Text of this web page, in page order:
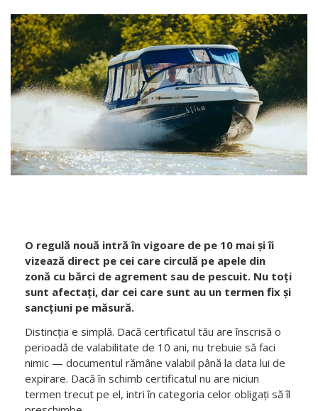
vizează direct pe cei care circulă pe apele din
zonă cu bărci de agrement sau de pescuit. Nu toți
sunt afectați, dar cei care sunt au un termen fix și
sancțiuni pe măsură.
Distincția e simplă. Dacă certificatul tău are înscrisă o
perioadă de valabilitate de 10 ani, nu trebuie să faci
nimic — documentul rămâne valabil până la data lui de
expirare. Dacă în schimb certificatul nu are niciun
termen trecut pe el, intri în categoria celor obligați să îl
preschimbe.